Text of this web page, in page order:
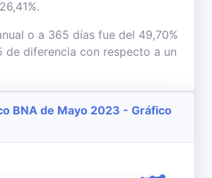
o a 365 días fue del 49,70%
de diferencia con respecto a un
BNA de Mayo 2023 - Gráfico